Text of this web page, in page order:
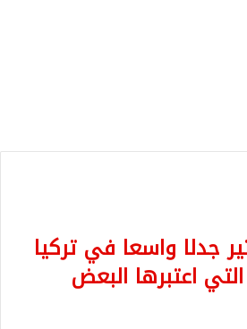
جدلا واسعا في تركيا
اعتبرها البعض